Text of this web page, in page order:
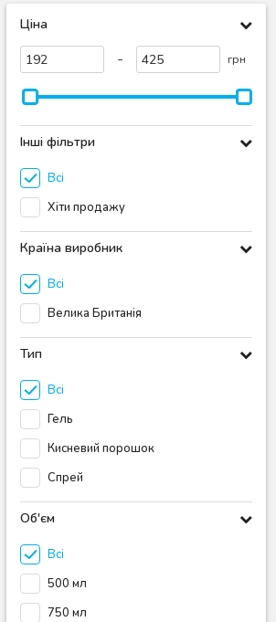
Ціна
- грн
Інші фільтри
Всі
Хіти продажу
Країна виробник
Всі
Велика Британія
Тип
Всі
Гель
Кисневий порошок
Спрей
Об'єм
Всі
500 мл
750 мл